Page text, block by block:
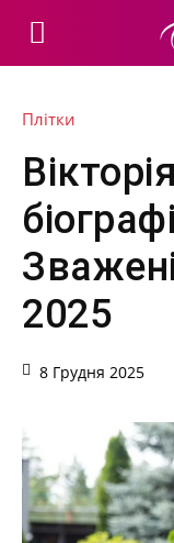
Плітки
2025
8 Грудня 2025